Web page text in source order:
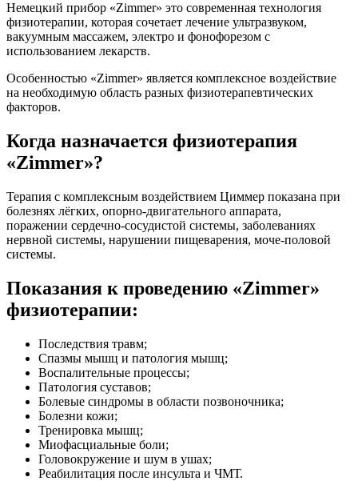
Немецкий прибор «Zimmer» это современная технология
физиотерапии, которая сочетает лечение ультразвуком,
вакуумным массажем, электро и фонофорезом с
использованием лекарств.
Особенностью «Zimmer» является комплексное воздействие
на необходимую область разных физиотерапевтических
факторов.
Когда назначается физиотерапия
«Zimmer»?
Терапия с комплексным воздействием Циммер показана при
болезнях лёгких, опорно-двигательного аппарата,
поражении сердечно-сосудистой системы, заболеваниях
нервной системы, нарушении пищеварения, моче-половой
системы.
Показания к проведению «Zimmer»
физиотерапии:
Последствия травм;
Спазмы мышц и патология мышц;
Воспалительные процессы;
Патология суставов;
Болевые синдромы в области позвоночника;
Болезни кожи;
Тренировка мышц;
Миофасциальные боли;
Головокружение и шум в ушах;
Реабилитация после инсульта и ЧМТ.